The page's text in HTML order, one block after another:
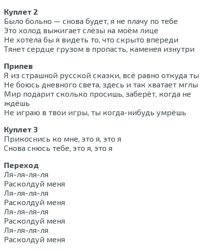
Куплет 2
Было больно — снова будет, я не плачу по тебе
Это холод выжигает слёзы на моём лице
Не хотела бы я видеть то, что скрыто впереди
Тянет сердце грузом в пропасть, каменея изнутри
Припев
Я из страшной русской сказки, всё равно откуда ты
Не боюсь дневного света, здесь и так хватает мглы
Мир подарит сколько просишь, заберёт, когда не
ждёшь
Не играю в твои игры, ты когда-нибудь умрёшь
Куплет 3
Прикоснись ко мне, это я, это я
Снова снюсь тебе, это я, это я
Переход
Ля-ля-ля-ля
Расколдуй меня
Ля-ля-ля-ля
Расколдуй меня
Ля-ля-ля-ля
Расколдуй меня
Ля-ля-ля-ля
Расколдуй меня